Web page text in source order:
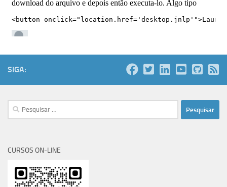
SIGA:
Pesquisar
por:
CURSOS ON-LINE